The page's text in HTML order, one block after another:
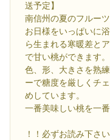
送予定】
南信州の夏のフルー
お日様をいっぱいに
ら生まれる寒暖差と
で甘い桃ができます。
色、形、大きさを熟
ーで糖度を厳しくチ
めしています。
一番美味しい桃を一
！！必ずお読み下さい